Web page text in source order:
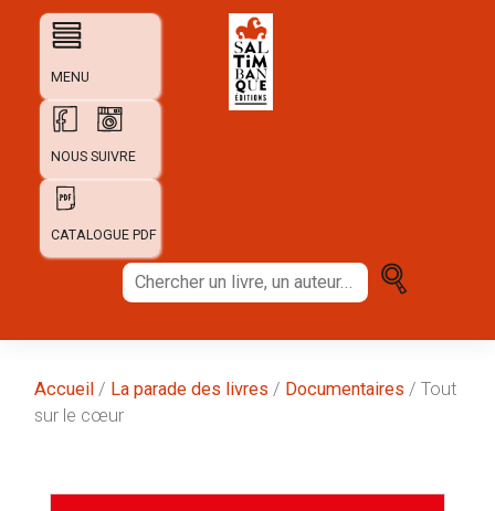
MENU
NOUS SUIVRE
CATALOGUE PDF
Chercher
un
auteur...
Accueil / La parade des livres / Documentaires / Tout
sur le cœur